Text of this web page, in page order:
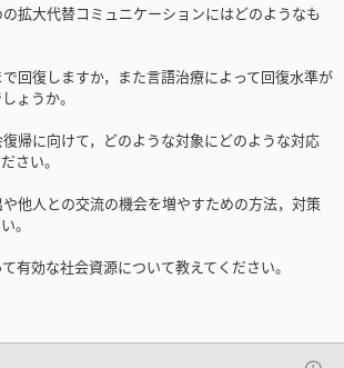
拡大代替コミュニケーションにはどのようなも
回復しますか，また言語治療によって回復水準が
ょうか。
帰に向けて，どのような対象にどのような対応
さい。
他人との交流の機会を増やすための方法，対策
。
有効な社会資源について教えてください。